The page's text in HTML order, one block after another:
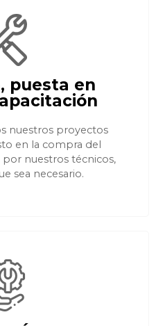
puesta en
nuestros proyectos
en la compra del
nuestros técnicos,
sea necesario.